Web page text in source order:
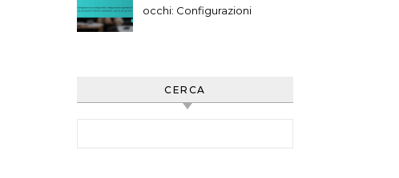
occhi: Configurazioni
CERCA